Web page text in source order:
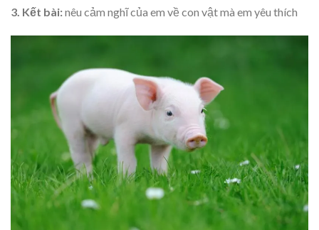
3. Kết bài:nêu cảm nghĩ của em về con vật mà em yêu thích